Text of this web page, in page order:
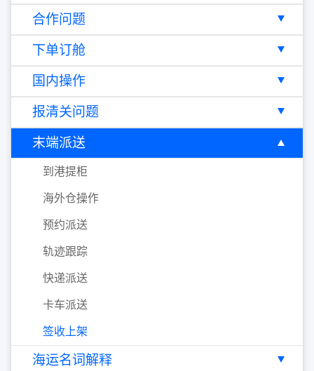
合作问题
下单订舱
国内操作
报清关问题
末端派送
到港提柜
海外仓操作
预约派送
轨迹跟踪
快递派送
卡车派送
签收上架
海运名词解释